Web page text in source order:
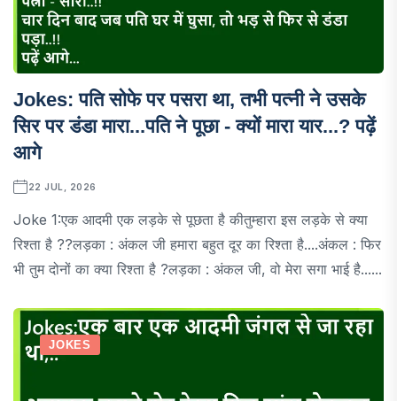
Jokes: पति सोफे पर पसरा था, तभी पत्नी ने उसके
सिर पर डंडा मारा...पति ने पूछा - क्यों मारा यार...? पढ़ें
आगे
22 JUL, 2026
Joke 1:एक आदमी एक लड़के से पूछता है कीतुम्हारा इस लड़के से क्या
रिश्ता है ??लड़का : अंकल जी हमारा बहुत दूर का रिश्ता है....अंकल : फिर
भी तुम दोनों का क्या रिश्ता है ?लड़का : अंकल जी, वो मेरा सगा भाई है......
JOKES